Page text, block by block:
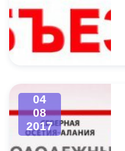
04
08
2017